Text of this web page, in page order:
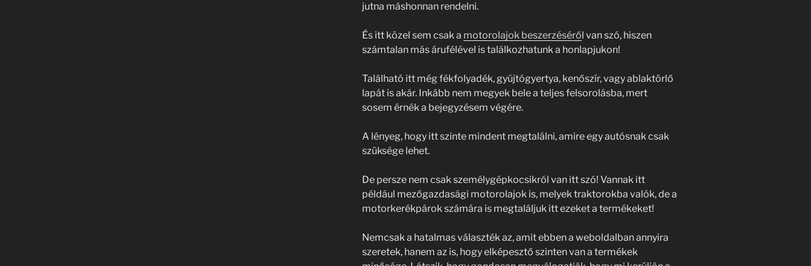
jutna máshonnan rendelni.
És itt közel sem csak a motorolajok beszerzéséről van szó, hiszen
számtalan más árufélével is találkozhatunk a honlapjukon!
Található itt még fékfolyadék, gyújtógyertya, kenőszír, vagy ablaktörlő
lapát is akár. Inkább nem megyek bele a teljes felsorolásba, mert
sosem érnék a bejegyzésem végére.
A lényeg, hogy itt szinte mindent megtalálni, amire egy autósnak csak
szüksége lehet.
De persze nem csak személygépkocsikról van itt szó! Vannak itt
például mezőgazdasági motorolajok is, melyek traktorokba valók, de a
motorkerékpárok számára is megtaláljuk itt ezeket a termékeket!
Nemcsak a hatalmas választék az, amit ebben a weboldalban annyira
szeretek, hanem az is, hogy elképesztő szinten van a termékek